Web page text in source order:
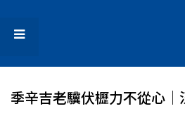
季辛吉老驥伏櫪力不從心│